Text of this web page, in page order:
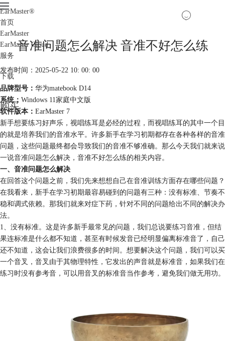
EarMaster®
首页
EarMaster
EarMaster Cloud
服务
下载
购买
音准问题怎么解决 音准不好怎么练
发布时间：2025-05-22 10: 00: 00
品牌型号： 华为matebook D14
系统： Windows 11家庭中文版
软件版本： EarMaster 7
新手想要练习好声乐，视唱练耳是必经的过程，而视唱练耳的其中一个目
的就是培养我们的音准水平。许多新手在学习初期都存在各种各样的音准
问题，这些问题最终都会导致我们的音准不够准确。那么今天我们就来说
一说音准问题怎么解决，音准不好怎么练的相关内容。
一、音准问题怎么解决
在回答这个问题之前，我们先来想想自己在音准训练方面存在哪些问题？
在我看来，新手在学习初期最容易碰到的问题有三种：没有标准、节奏不
稳和调式依赖。那我们就来对症下药，针对不同的问题给出不同的解决办
法。
1、没有标准。这是许多新手最常见的问题，我们总说要练习音准，但结
果连标准是什么都不知道，甚至有时候发音已经明显偏离标准音了，自己
还不知道，这会让我们浪费很多的时间。想要解决这个问题，我们可以买
一个音叉，音叉由于其物理特性，它发出的声音就是标准音，如果我们在
练习时没有参考音，可以用音叉的标准音当作参考，避免我们做无用功。